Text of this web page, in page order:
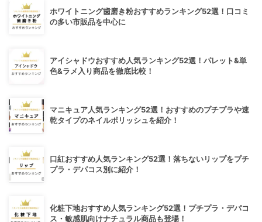
ホワイトニング歯磨き粉おすすめランキング52選！口コミ
の多い市販品を中心に
アイシャドウおすすめ人気ランキング52選！パレット&単
色&ラメ入り商品を徹底比較！
マニキュア人気ランキング52選！おすすめのプチプラや速
乾タイプのネイルポリッシュを紹介！
口紅おすすめ人気ランキング52選！落ちないリップをプチ
プラ・デパコス別に紹介！
化粧下地おすすめ人気ランキング52選！プチプラ・デパコ
ス・敏感肌向けナチュラル商品も登場！